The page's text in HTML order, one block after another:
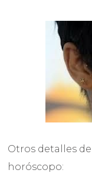
Otros detalles
horóscopo: